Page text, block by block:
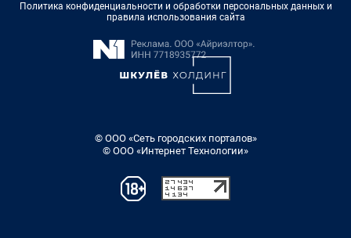
Политика конфиденциальности и обработки персональных данных и
правила использования сайта
© ООО «Сеть городских порталов»
© ООО «Интернет Технологии»